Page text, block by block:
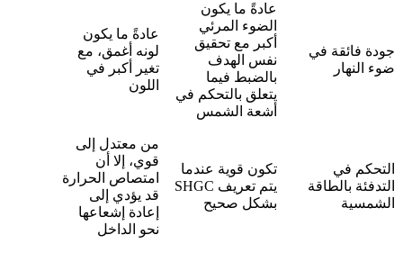
جودة فائقة في
ضوء النهار
عادةً ما يكون
الضوء المرئي
أكبر مع تحقيق
نفس الهدف
بالضبط فيما
يتعلق بالتحكم في
أشعة الشمس
عادةً ما يكون
لونه أغمق، مع
تغير أكبر في
اللون
التحكم في
التدفئة بالطاقة
الشمسية
تكون قوية عندما
يتم تعريف SHGC
بشكل صحيح
من معتدل إلى
قوي، إلا أن
امتصاص الحرارة
قد يؤدي إلى
إعادة إشعاعها
نحو الداخل